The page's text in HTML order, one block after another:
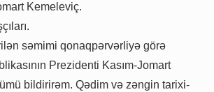
Kemeleviç.
səmimi qonaqpərvərliyə görə
Prezidenti Kasım-Jomart
bildirirəm. Qədim və zəngin tarixi-